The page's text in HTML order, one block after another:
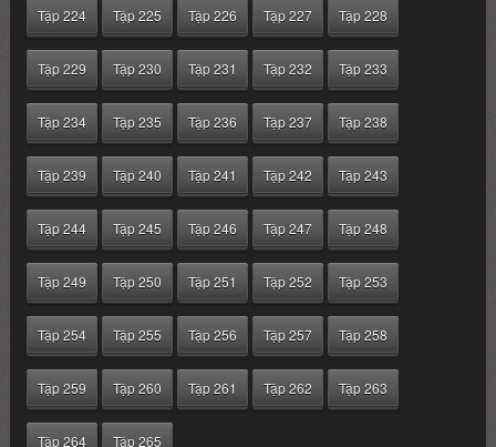
Tập 224 Tập 225 Tập 226 Tập 227 Tập 228
Tập 229 Tập 230 Tập 231 Tập 232 Tập 233
Tập 234 Tập 235 Tập 236 Tập 237 Tập 238
Tập 239 Tập 240 Tập 241 Tập 242 Tập 243
Tập 244 Tập 245 Tập 246 Tập 247 Tập 248
Tập 249 Tập 250 Tập 251 Tập 252 Tập 253
Tập 254 Tập 255 Tập 256 Tập 257 Tập 258
Tập 259 Tập 260 Tập 261 Tập 262 Tập 263
Tập 264 Tập 265